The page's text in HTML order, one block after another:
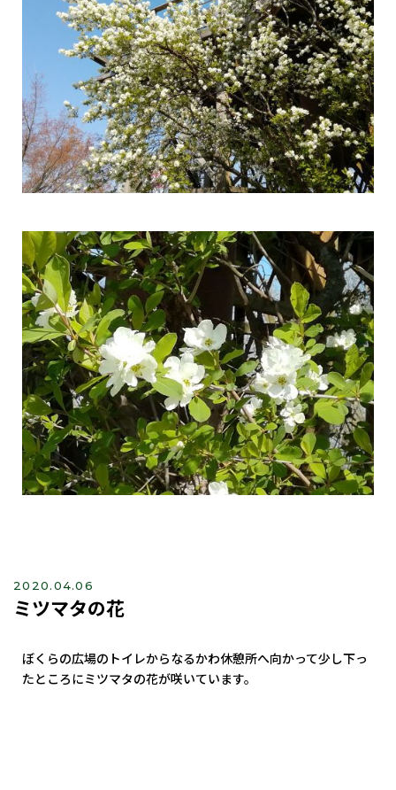
2020.04.06
ミツマタの花
ぼくらの広場のトイレからなるかわ休憩所へ向かって少し下っ
たところにミツマタの花が咲いています。